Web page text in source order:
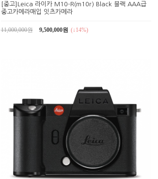
[중고]Leica 라이카 M10-R(m10r) Black 블랙 AAA급
중고카메라매입 잇츠카메라
11,000,000원 9,500,000원 (↓14%)